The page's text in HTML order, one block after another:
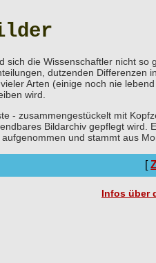
die Wissenschaftler nicht so
dutzenden Differenzen
Arten (einige noch nie
wird.
- zusammengestückelt mit
Bildarchiv gepflegt wird.
und stammt aus
[
Infos über